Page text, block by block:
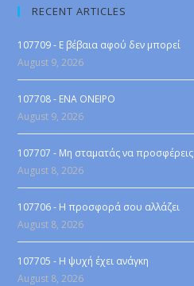
RECENT ARTICLES
107709 - Ε βέβαια αφού δεν μπορεί
August 9, 2026
107708 - ENA ONEIPO
August 9, 2026
107707 - Μη σταματάς να προσφέρεις
August 8, 2026
107706 - Η προσφορά σου αλλάζει
August 8, 2026
107705 - Η ψυχή έχει ανάγκη
August 8, 2026